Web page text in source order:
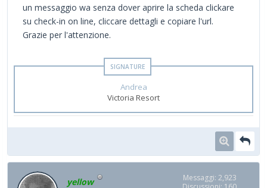
un messaggio wa senza dover aprire la scheda clickare
su check-in on line, cliccare dettagli e copiare l'url.
Grazie per l'attenzione.
Andrea
Victoria Resort
yellow
Messaggi: 2,923